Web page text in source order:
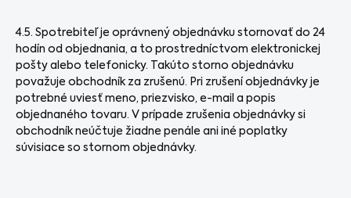
4.5. Spotrebiteľ je oprávnený objednávku stornovať do 24
hodín od objednania, a to prostredníctvom elektronickej
pošty alebo telefonicky. Takúto storno objednávku
považuje obchodník za zrušenú. Pri zrušení objednávky je
potrebné uviesť meno, priezvisko, e-mail a popis
objednaného tovaru. V prípade zrušenia objednávky si
obchodník neúčtuje žiadne penále ani iné poplatky
súvisiace so stornom objednávky.